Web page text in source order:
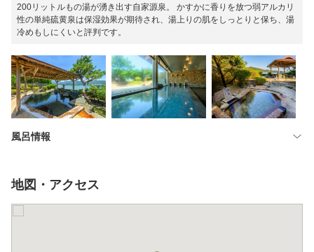
200リットルもの湯が湧き出す自家源泉。 かすかに香りを放つ弱アルカリ
性の単純硫黄泉は保湿効果が期待され、湯上りの肌をしっとりと保ち、湯
冷めもしにくいと評判です。
風呂情報
地図・アクセス